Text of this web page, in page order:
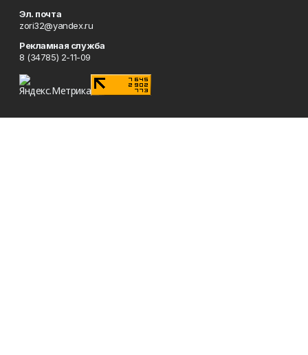
Эл. почта
zori32@yandex.ru
Рекламная служба
8 (34785) 2-11-09